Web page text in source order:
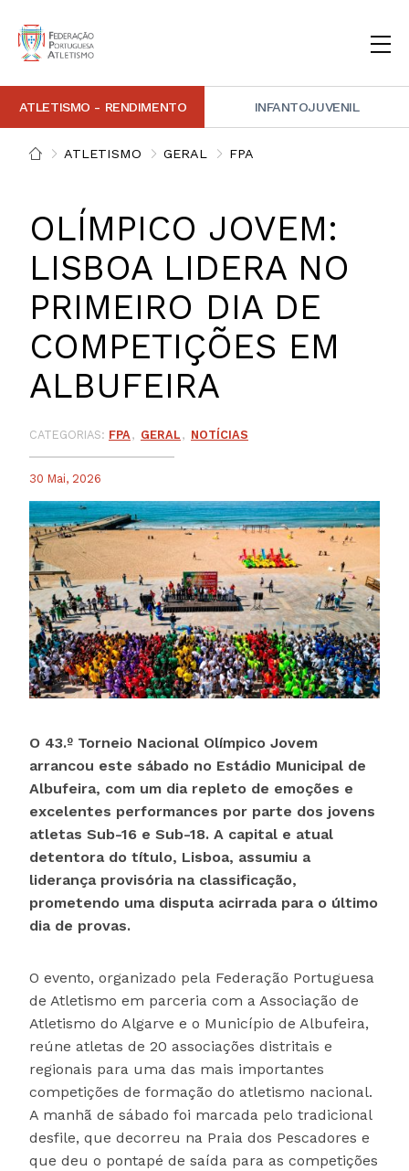
ATLETISMO - RENDIMENTO INFANTOJUVENIL
INSTITUCIONAL
DOCUMENTAÇÃO
ARBITRAGEM
DECISÕES DISCIPLINARES
CONTACTOS
FOTOGRAFIAS
VIDEOS
IMAGEM DE MARCA FPA
COMUNICADOS DE IMPRENSA
NEWSLETTER FPA
ATLETISMO GERAL FPA
OLÍMPICO JOVEM:
LISBOA LIDERA NO
PRIMEIRO DIA DE
COMPETIÇÕES EM
ALBUFEIRA
CATEGORIAS: FPA GERAL NOTÍCIAS
30 Mai, 2026
O 43.º Torneio Nacional Olímpico Jovem
arrancou este sábado no Estádio Municipal de
Albufeira, com um dia repleto de emoções e
excelentes performances por parte dos jovens
atletas Sub-16 e Sub-18. A capital e atual
detentora do título, Lisboa, assumiu a
liderança provisória na classificação,
prometendo uma disputa acirrada para o último
dia de provas.
O evento, organizado pela Federação Portuguesa
de Atletismo em parceria com a Associação de
Atletismo do Algarve e o Município de Albufeira,
reúne atletas de 20 associações distritais e
regionais para uma das mais importantes
competições de formação do atletismo nacional.
A manhã de sábado foi marcada pelo tradicional
desfile, que decorreu na Praia dos Pescadores e
que deu o pontapé de saída para as competições